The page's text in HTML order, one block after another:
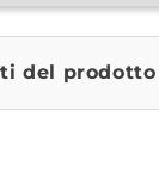
del prodotto